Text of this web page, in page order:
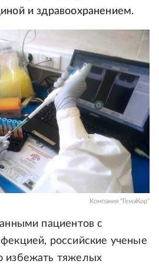
и здравоохранением.
Компания "ГемаКор"
пациентов с
российские ученые
избежать тяжелых